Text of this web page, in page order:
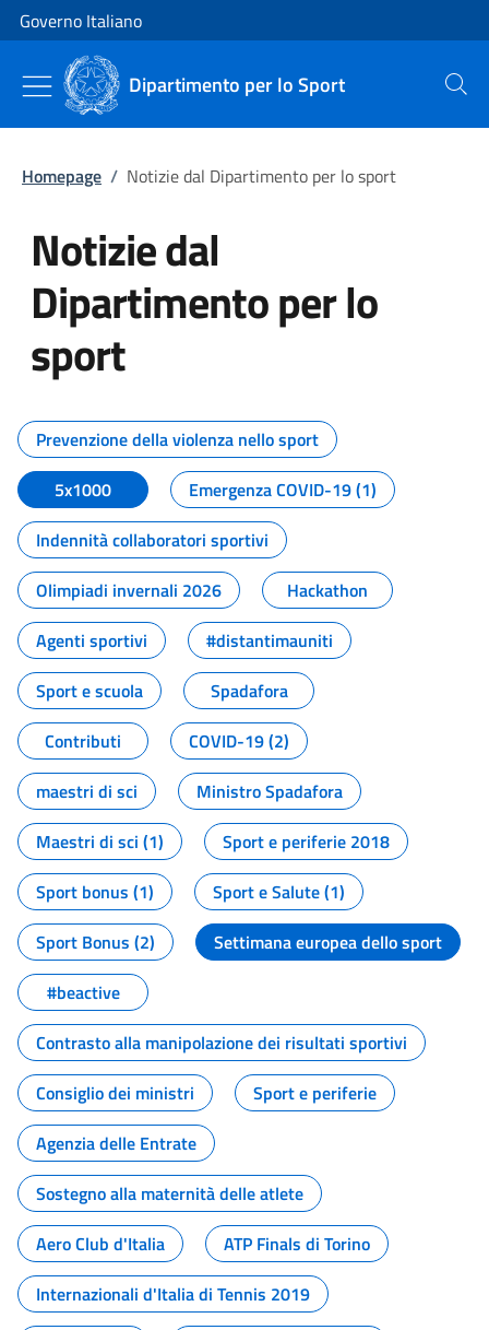
Vai al contenuto
Vai alla navigazione del sito
Governo Italiano
Dipartimento per lo Sport Cerca
Homepage / Notizie dal Dipartimento per lo sport
Notizie dal
Dipartimento per lo
sport
Tutti i contenuti della pagina
Prevenzione della violenza nello sport
5x1000
Emergenza COVID-19 (1)
Indennità collaboratori sportivi
Olimpiadi invernali 2026
Hackathon
Agenti sportivi
#distantimauniti
Sport e scuola
Spadafora
Contributi
COVID-19 (2)
maestri di sci
Ministro Spadafora
Maestri di sci (1)
Sport e periferie 2018
Sport bonus (1)
Sport e Salute (1)
Sport Bonus (2)
Settimana europea dello sport
#beactive
Contrasto alla manipolazione dei risultati sportivi
Consiglio dei ministri
Sport e periferie
Agenzia delle Entrate
Sostegno alla maternità delle atlete
Aero Club d'Italia
ATP Finals di Torino
Internazionali d'Italia di Tennis 2019